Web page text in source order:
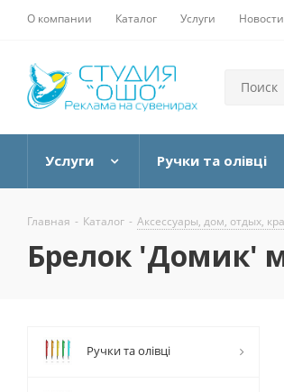
О компании Каталог Услуги Новости
Услуги Ручки та олівці
Главная - Каталог - Аксессуары, дом, отдых,
Брелок 'Домик'
Ручки та олівці